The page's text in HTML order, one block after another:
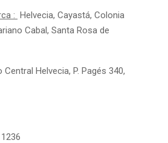
: Helvecia, Cayastá, Colonia
Cabal, Santa Rosa de
Central Helvecia, P. Pagés 340,
1236